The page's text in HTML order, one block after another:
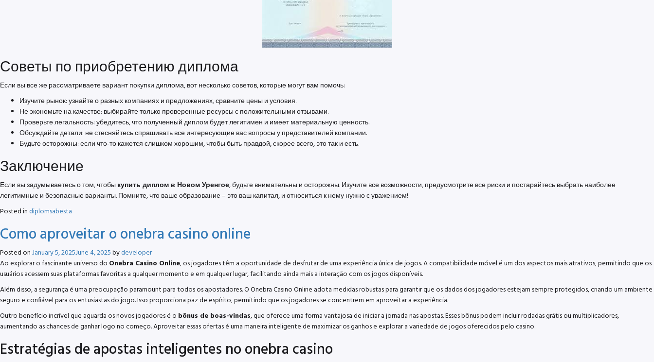
Советы по приобретению диплома
Если вы все же рассматриваете вариант покупки диплома, вот несколько советов, которые могут вам помочь:
Изучите рынок: узнайте о разных компаниях и предложениях, сравните цены и условия.
Не экономьте на качестве: выбирайте только проверенные ресурсы с положительными отзывами.
Проверьте легальность: убедитесь, что полученный диплом будет легитимен и имеет материальную ценность.
Обсуждайте детали: не стесняйтесь спрашивать все интересующие вас вопросы у представителей компании.
Будьте осторожны: если что-то кажется слишком хорошим, чтобы быть правдой, скорее всего, это так и есть.
Заключение
Если вы задумываетесь о том, чтобы купить диплом в Новом Уренгое, будьте внимательны и осторожны. Изучите все возможности, предусмотрите все риски и постарайтесь выбрать наиболее
легитимные и безопасные варианты. Помните, что ваше образование – это ваш капитал, и относиться к нему нужно с уважением!
Posted indiplomsabesta
Como aproveitar o onebra casino online
Posted onJanuary 5, 2025June 4, 2025bydeveloper
Ao explorar o fascinante universo do Onebra Casino Online, os jogadores têm a oportunidade de desfrutar de uma experiência única de jogos. A compatibilidade móvel é um dos aspectos mais atrativos, permitindo que os
usuários acessem suas plataformas favoritas a qualquer momento e em qualquer lugar, facilitando ainda mais a interação com os jogos disponíveis.
Além disso, a segurança é uma preocupação paramount para todos os apostadores. O Onebra Casino Online adota medidas robustas para garantir que os dados dos jogadores estejam sempre protegidos, criando um ambiente
seguro e confiável para os entusiastas do jogo. Isso proporciona paz de espírito, permitindo que os jogadores se concentrem em aproveitar a experiência.
Outro benefício incrível que aguarda os novos jogadores é o bônus de boas-vindas, que oferece uma forma vantajosa de iniciar a jornada nas apostas. Esses bônus podem incluir rodadas grátis ou multiplicadores,
aumentando as chances de ganhar logo no começo. Aproveitar essas ofertas é uma maneira inteligente de maximizar os ganhos e explorar a variedade de jogos oferecidos pelo casino.
Estratégias de apostas inteligentes no onebra casino